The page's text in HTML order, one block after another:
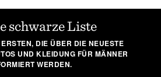
schwarze Liste
DIE ÜBER DIE NEUESTE
UND KLEIDUNG FÜR MÄNNER
WERDEN.